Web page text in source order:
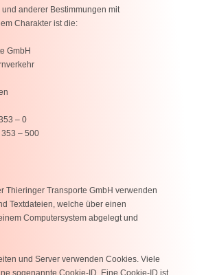
anderer Bestimmungen mit
Charakter ist die:
GmbH
– 0
353 – 500
Thieringer Transporte GmbH verwenden
Textdateien, welche über einen
Computersystem abgelegt und
und Server verwenden Cookies. Viele
sogenannte Cookie-ID. Eine Cookie-ID ist